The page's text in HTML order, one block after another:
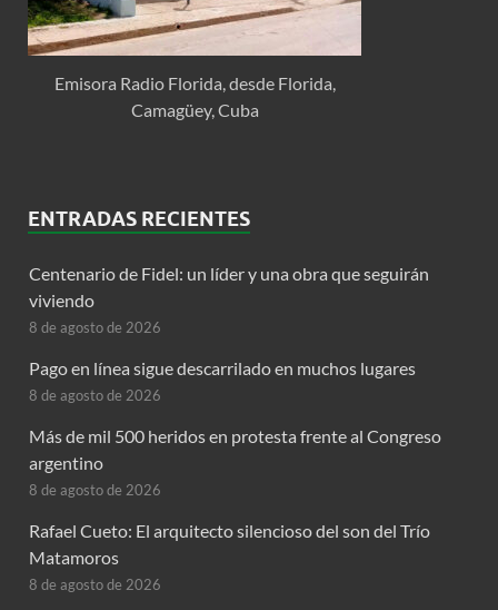
Emisora Radio Florida, desde Florida,
Camagüey, Cuba
ENTRADAS RECIENTES
Centenario de Fidel: un líder y una obra que seguirán
viviendo
8 de agosto de 2026
Pago en línea sigue descarrilado en muchos lugares
8 de agosto de 2026
Más de mil 500 heridos en protesta frente al Congreso
argentino
8 de agosto de 2026
Rafael Cueto: El arquitecto silencioso del son del Trío
Matamoros
8 de agosto de 2026